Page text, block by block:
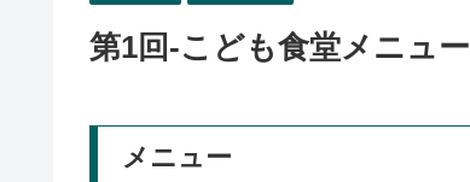
第1回-こども食堂メニュー
メニュー